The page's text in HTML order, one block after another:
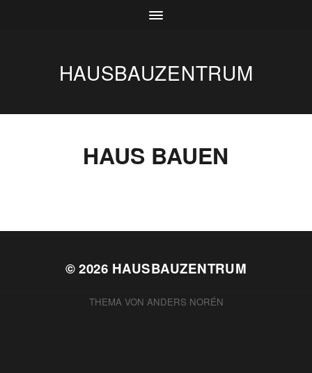
HAUSBAUZENTRUM
HAUS BAUEN
© 2026 HAUSBAUZENTRUM
THEMA VON ANDERS NORÉN